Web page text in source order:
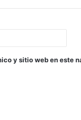
y sitio web en este